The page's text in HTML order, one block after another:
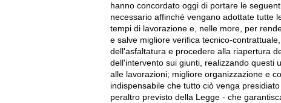
hanno concordato oggi di portare le
necessario affinché vengano adottate tutte
tempi di lavorazione e, nelle more, per
e salve migliore verifica tecnico-
dell'asfaltatura e procedere alla riapertura
dell'intervento sui giunti, realizzando questi
alle lavorazioni; migliore organizzazione e
indispensabile che tutto ciò venga
peraltro previsto della Legge - che